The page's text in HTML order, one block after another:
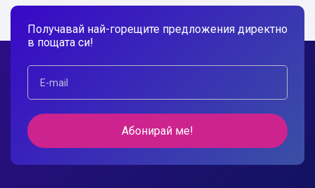
Получавай най-горещите предложения директно
в пощата си!
Абонирай ме!